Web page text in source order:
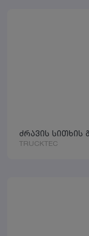
ძრავის სითხის
TRUCKTEC